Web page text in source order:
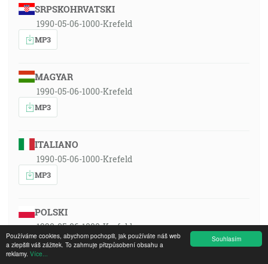
Souhlasím
Používáme cookies, abychom pochopili, jak používáte náš web
a zlepšili váš zážitek. To zahrnuje přizpůsobení obsahu a
reklamy. Více...
SRPSKOHRVATSKI
1990-05-06-1000-Krefeld
MP3
MAGYAR
1990-05-06-1000-Krefeld
MP3
ITALIANO
1990-05-06-1000-Krefeld
MP3
POLSKI
1990-05-06-1000-Krefeld
MP3